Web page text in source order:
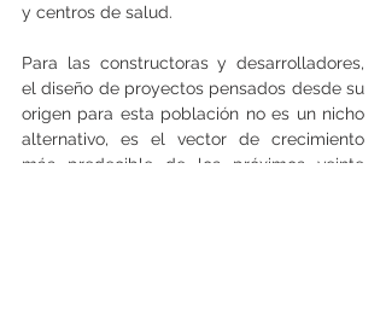
y centros de salud.
Para las constructoras y desarrolladores,
el diseño de proyectos pensados desde su
origen para esta población no es un nicho
alternativo, es el vector de crecimiento
más predecible de los próximos veinte